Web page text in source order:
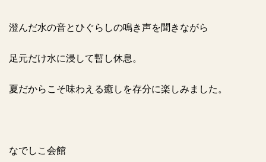
澄んだ水の音とひぐらしの鳴き声を聞きながら
足元だけ水に浸して暫し休息。
夏だからこそ味わえる癒しを存分に楽しみました。
なでしこ会館